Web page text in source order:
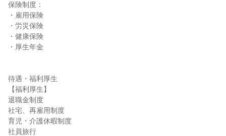
保険制度：
・雇用保険
・労災保険
・健康保険
・厚生年金
待遇・福利厚生
【福利厚生】
退職金制度
社宅、再雇用制度
育児・介護休暇制度
社員旅行